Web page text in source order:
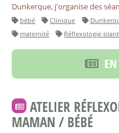
Dunkerque, j'organise des
bébé Clinique
maternité
Réflexologie
EN
ATELIER
MAMAN / BÉBÉ